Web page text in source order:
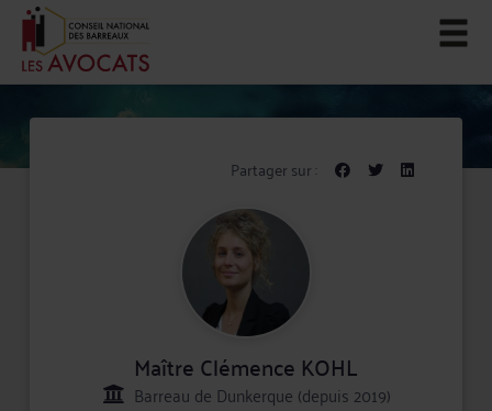
Partager sur :
Maître Clémence KOHL
Barreau de Dunkerque (depuis 2019)